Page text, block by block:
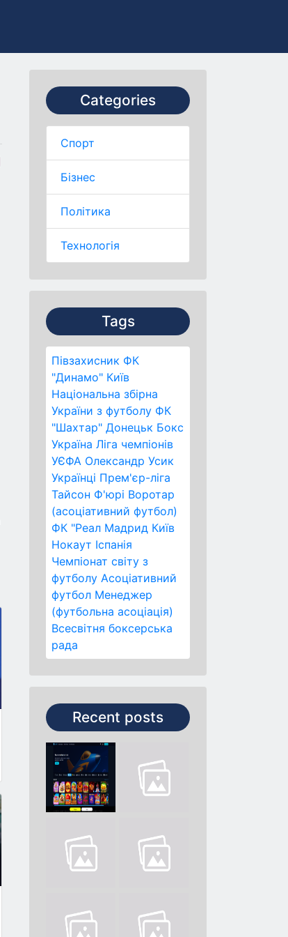
Categories
Спорт
Бізнес
Політика
Технологія
Tags
Півзахисник ФК
"Динамо" Київ
Національна збірна
України з футболу ФК
"Шахтар" Донецьк Бокс
Україна Ліга чемпіонів
УЄФА Олександр Усик
Українці Прем'єр-ліга
Тайсон Ф'юрі Воротар
(асоціативний футбол)
ФК "Реал Мадрид Київ
Нокаут Іспанія
Чемпіонат світу з
футболу Асоціативний
футбол Менеджер
(футбольна асоціація)
Всесвітня боксерська
рада
Recent posts